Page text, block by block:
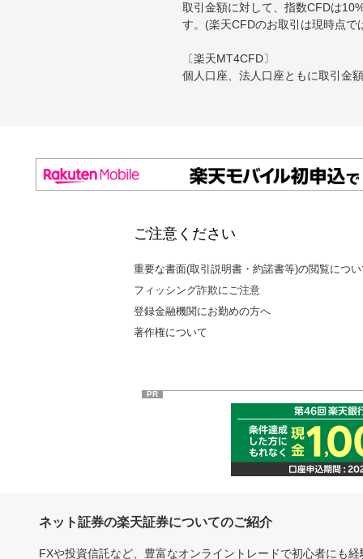
取引金額に対して、指数CFDは
す。(楽天CFDのお取引は現時点で
〔楽天MT4CFD〕
個人口座、法人口座ともに取引金
ご注意ください
重要な書面(取引説明書・約諾書等)の閲覧につ
フィッシング詐欺にご注意
登録金融機関にお勤めの方へ
著作権について
PR
ネット証券の楽天証券についてのご紹介
FXや投資信託など、豊富なオンライントレードで初心者にも